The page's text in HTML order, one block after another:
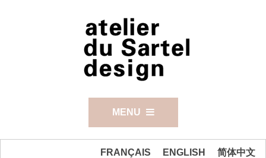
MENU
FRANÇAIS ENGLISH 简体中文